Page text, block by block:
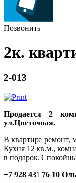
Позвонить
2к.
2-013
Продается 2
ул.Цветочная.
В квартире ремонт,
Кухня 12 кв.м.,
в подарок.
+7 928 431 76 10